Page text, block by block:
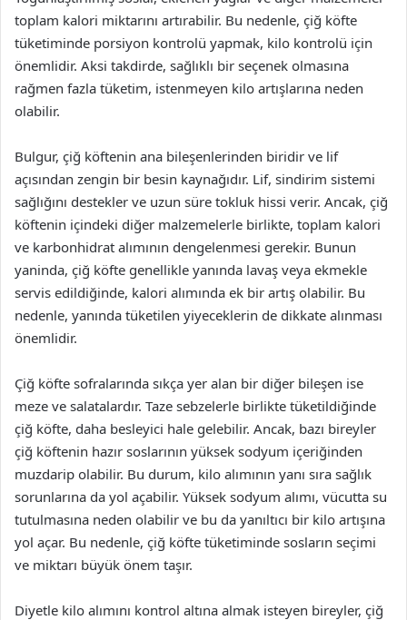
toplam kalori miktarını artırabilir. Bu nedenle, çiğ köfte
tüketiminde porsiyon kontrolü yapmak, kilo kontrolü için
önemlidir. Aksi takdirde, sağlıklı bir seçenek olmasına
rağmen fazla tüketim, istenmeyen kilo artışlarına neden
olabilir.
Bulgur, çiğ köftenin ana bileşenlerinden biridir ve lif
açısından zengin bir besin kaynağıdır. Lif, sindirim sistemi
sağlığını destekler ve uzun süre tokluk hissi verir. Ancak, çiğ
köftenin içindeki diğer malzemelerle birlikte, toplam kalori
ve karbonhidrat alımının dengelenmesi gerekir. Bunun
yaninda, çiğ köfte genellikle yanında lavaş veya ekmekle
servis edildiğinde, kalori alımında ek bir artış olabilir. Bu
nedenle, yanında tüketilen yiyeceklerin de dikkate alınması
önemlidir.
Çiğ köfte sofralarında sıkça yer alan bir diğer bileşen ise
meze ve salatalardır. Taze sebzelerle birlikte tüketildiğinde
çiğ köfte, daha besleyici hale gelebilir. Ancak, bazı bireyler
çiğ köftenin hazır soslarının yüksek sodyum içeriğinden
muzdarip olabilir. Bu durum, kilo alımının yanı sıra sağlık
sorunlarına da yol açabilir. Yüksek sodyum alımı, vücutta su
tutulmasına neden olabilir ve bu da yanıltıcı bir kilo artışına
yol açar. Bu nedenle, çiğ köfte tüketiminde sosların seçimi
ve miktarı büyük önem taşır.
Diyetle kilo alımını kontrol altına almak isteyen bireyler, çiğ